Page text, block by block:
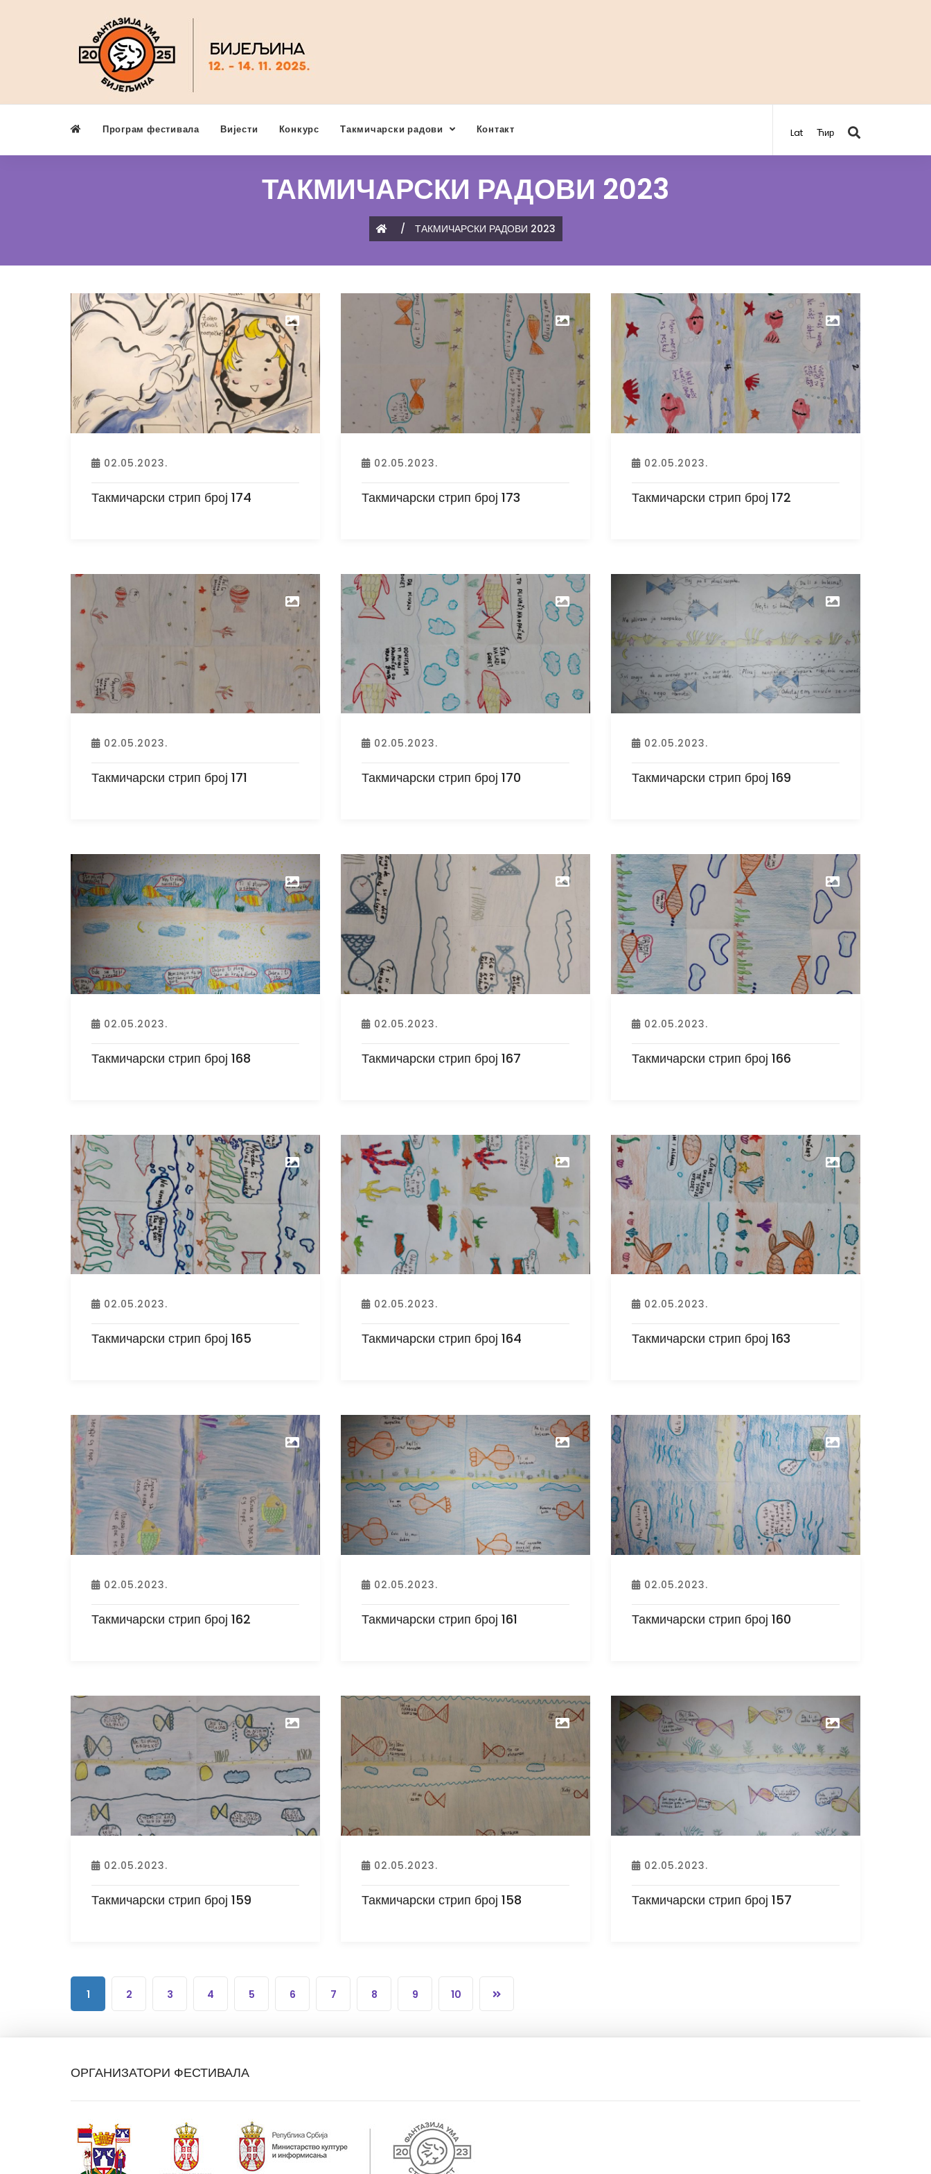
Lat Ћир
Програм фестивала Вијести Конкурс Такмичарски радови Контакт
ТАКМИЧАРСКИ РАДОВИ 2023
/ ТАКМИЧАРСКИ РАДОВИ 2023
02.05.2023.
Такмичарски стрип број 174
02.05.2023.
Такмичарски стрип број 173
02.05.2023.
Такмичарски стрип број 172
02.05.2023.
Такмичарски стрип број 171
02.05.2023.
Такмичарски стрип број 170
02.05.2023.
Такмичарски стрип број 169
02.05.2023.
Такмичарски стрип број 168
02.05.2023.
Такмичарски стрип број 167
02.05.2023.
Такмичарски стрип број 166
02.05.2023.
Такмичарски стрип број 165
02.05.2023.
Такмичарски стрип број 164
02.05.2023.
Такмичарски стрип број 163
02.05.2023.
Такмичарски стрип број 162
02.05.2023.
Такмичарски стрип број 161
02.05.2023.
Такмичарски стрип број 160
02.05.2023.
Такмичарски стрип број 159
02.05.2023.
Такмичарски стрип број 158
02.05.2023.
Такмичарски стрип број 157
1 2 3 4 5 6 7 8 9 10
ОРГАНИЗАТОРИ ФЕСТИВАЛА